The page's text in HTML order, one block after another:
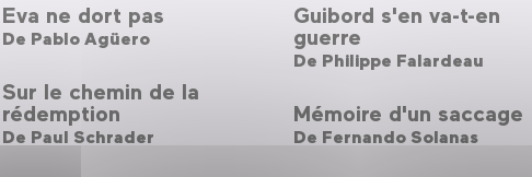
Eva ne dort pas
De Pablo Agüero
Sur le chemin de la
rédemption
De Paul Schrader
Guibord s'en va-t-en
guerre
De Philippe Falardeau
Mémoire d'un saccage
De Fernando Solanas